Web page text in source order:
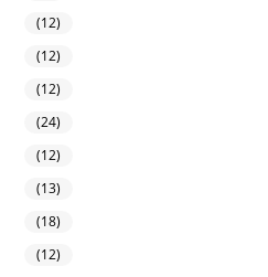
(12)
(12)
(12)
(24)
(12)
(13)
(18)
(12)